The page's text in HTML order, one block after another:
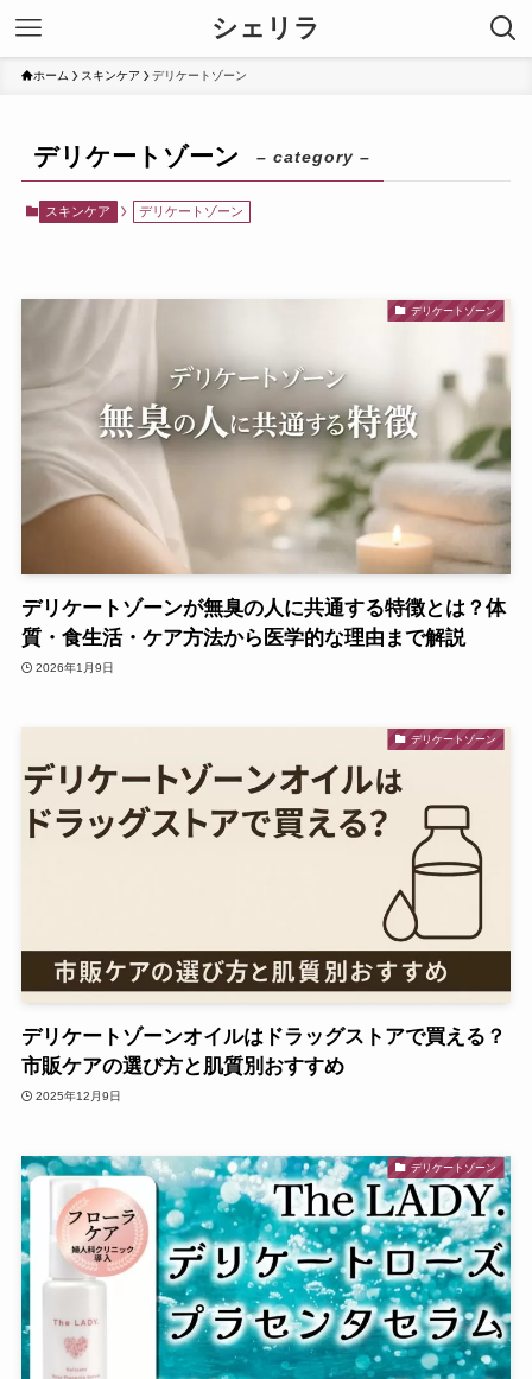
シェリラ
ホーム スキンケア デリケートゾーン
デリケートゾーン – category –
スキンケア デリケートゾーン
デリケートゾーン
デリケートゾーンが無臭の人に共通する特徴とは？体
質・食生活・ケア方法から医学的な理由まで解説
2026年1月9日
デリケートゾーン
デリケートゾーンオイルはドラッグストアで買える？
市販ケアの選び方と肌質別おすすめ
2025年12月9日
デリケートゾーン